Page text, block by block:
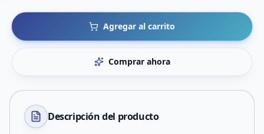
Agregar al carrito
Comprar ahora
Descripción del producto